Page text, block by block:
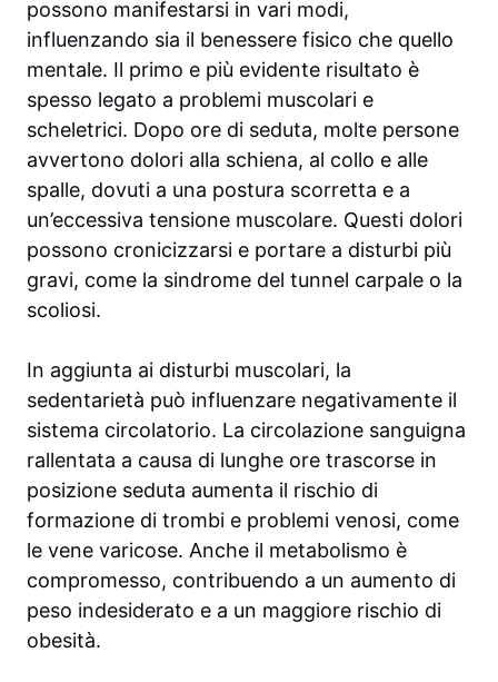
possono manifestarsi in vari modi,
influenzando sia il benessere fisico che quello
mentale. Il primo e più evidente risultato è
spesso legato a problemi muscolari e
scheletrici. Dopo ore di seduta, molte persone
avvertono dolori alla schiena, al collo e alle
spalle, dovuti a una postura scorretta e a
un’eccessiva tensione muscolare. Questi dolori
possono cronicizzarsi e portare a disturbi più
gravi, come la sindrome del tunnel carpale o la
scoliosi.
In aggiunta ai disturbi muscolari, la
sedentarietà può influenzare negativamente il
sistema circolatorio. La circolazione sanguigna
rallentata a causa di lunghe ore trascorse in
posizione seduta aumenta il rischio di
formazione di trombi e problemi venosi, come
le vene varicose. Anche il metabolismo è
compromesso, contribuendo a un aumento di
peso indesiderato e a un maggiore rischio di
obesità.